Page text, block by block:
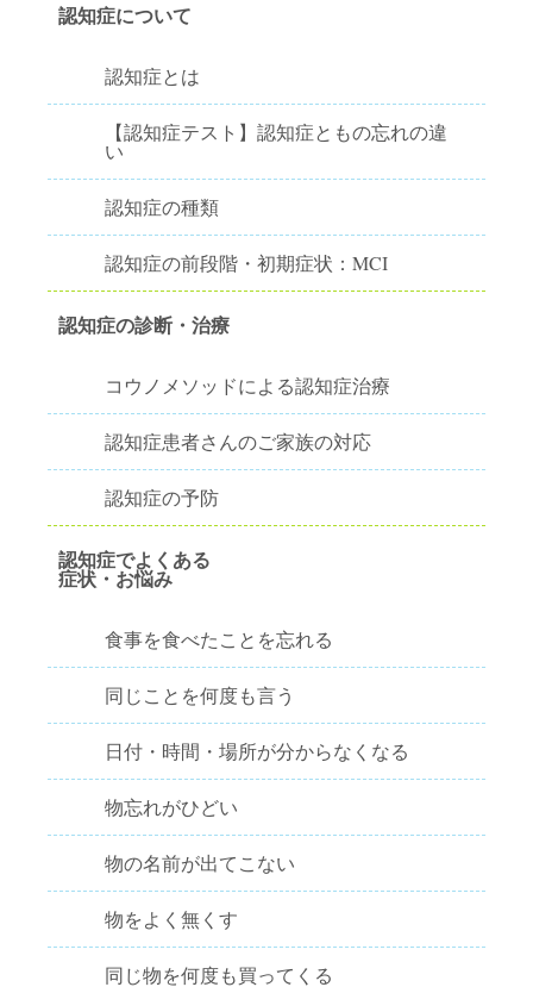
認知症について
認知症とは
【認知症テスト】認知症ともの忘れの違
い
認知症の種類
認知症の前段階・初期症状：MCI
認知症の診断・治療
コウノメソッドによる認知症治療
認知症患者さんのご家族の対応
認知症の予防
認知症でよくある
症状・お悩み
食事を食べたことを忘れる
同じことを何度も言う
日付・時間・場所が分からなくなる
物忘れがひどい
物の名前が出てこない
物をよく無くす
同じ物を何度も買ってくる